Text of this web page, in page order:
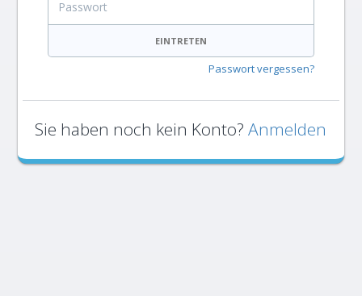
EINTRETEN
Passwort vergessen?
Sie haben noch kein Konto? Anmelden